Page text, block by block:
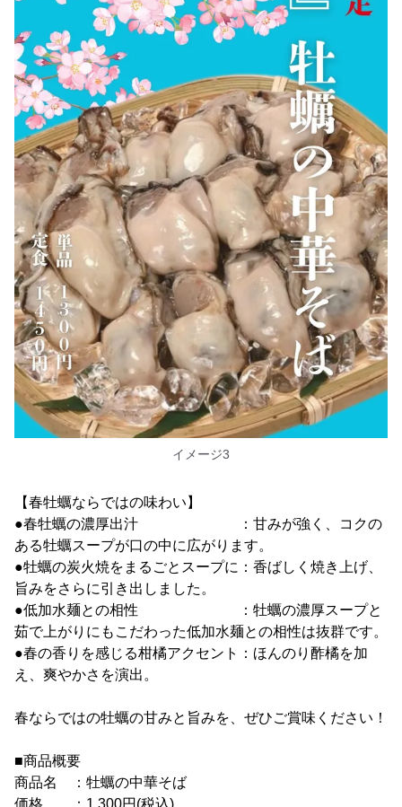
イメージ3
【春牡蠣ならではの味わい】
●春牡蠣の濃厚出汁 ：甘みが強く、コクの
ある牡蠣スープが口の中に広がります。
●牡蠣の炭火焼をまるごとスープに：香ばしく焼き上げ、
旨みをさらに引き出しました。
●低加水麺との相性 ：牡蠣の濃厚スープと
茹で上がりにもこだわった低加水麺との相性は抜群です。
●春の香りを感じる柑橘アクセント：ほんのり酢橘を加
え、爽やかさを演出。
春ならではの牡蠣の甘みと旨みを、ぜひご賞味ください！
■商品概要
商品名 ：牡蠣の中華そば